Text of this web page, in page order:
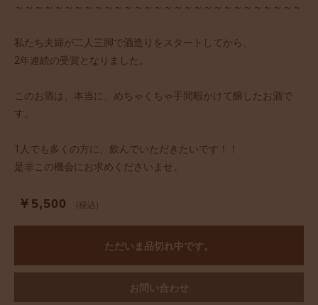
～～～～～～～～～～～～～～～～～～～～～～～～～～～～～
私たち夫婦が二人三脚で酒造りをスタートしてから、
2年連続の受賞となりました。
このお酒は、本当に、めちゃくちゃ手間暇かけて醸したお酒で
す。
1人でも多くの方に、飲んでいただきたいです！！
是非この機会にお求めくださいませ。
￥5,500 (税込)
ただいま品切れ中です。
お問い合わせ